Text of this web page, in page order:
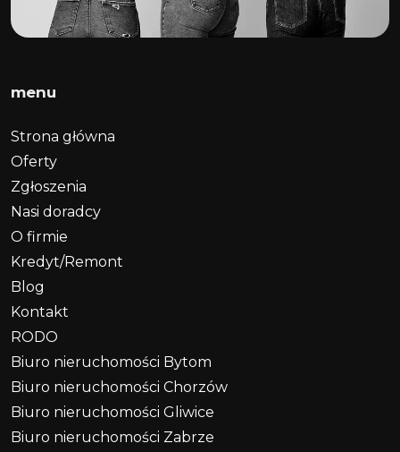
menu
Strona główna
Oferty
Zgłoszenia
Nasi doradcy
O firmie
Kredyt/Remont
Blog
Kontakt
RODO
Biuro nieruchomości Bytom
Biuro nieruchomości Chorzów
Biuro nieruchomości Gliwice
Biuro nieruchomości Zabrze